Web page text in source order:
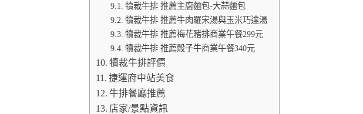
犢裁牛排 推薦主廚麵包-大蒜麵包
犢裁牛排 推薦牛肉羅宋湯與玉米巧達湯
犢裁牛排 推薦梅花豬排商業午餐299元
犢裁牛排 推薦骰子牛商業午餐340元
犢裁牛排評價
捷運府中站美食
牛排餐廳推薦
店家/景點資訊